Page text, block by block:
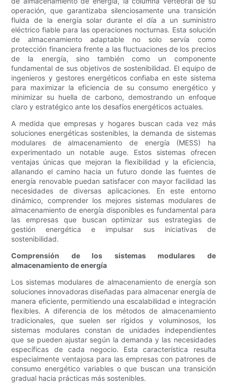
operación, que garantizaba silenciosamente una transición
fluida de la energía solar durante el día a un suministro
eléctrico fiable para las operaciones nocturnas. Esta solución
de almacenamiento adaptable no solo servía como
protección financiera frente a las fluctuaciones de los precios
de la energía, sino también como un componente
fundamental de sus objetivos de sostenibilidad. El equipo de
ingenieros y gestores energéticos confiaba en este sistema
para maximizar la eficiencia de su consumo energético y
minimizar su huella de carbono, demostrando un enfoque
claro y estratégico ante los desafíos energéticos actuales.
A medida que empresas y hogares buscan cada vez más
soluciones energéticas sostenibles, la demanda de sistemas
modulares de almacenamiento de energía (MESS) ha
experimentado un notable auge. Estos sistemas ofrecen
ventajas únicas que mejoran la flexibilidad y la eficiencia,
allanando el camino hacia un futuro donde las fuentes de
energía renovable puedan satisfacer con mayor facilidad las
necesidades de diversas aplicaciones. En este entorno
dinámico, comprender los mejores sistemas modulares de
almacenamiento de energía disponibles es fundamental para
las empresas que buscan optimizar sus estrategias de
gestión energética e impulsar sus iniciativas de
sostenibilidad.
Comprensión de los sistemas modulares de
almacenamiento de energía
Los sistemas modulares de almacenamiento de energía son
soluciones innovadoras diseñadas para almacenar energía de
manera eficiente, permitiendo una escalabilidad e integración
flexibles. A diferencia de los métodos de almacenamiento
tradicionales, que suelen ser rígidos y voluminosos, los
sistemas modulares constan de unidades independientes
que se pueden ajustar según la demanda y las necesidades
específicas de cada negocio. Esta característica resulta
especialmente ventajosa para las empresas con patrones de
consumo energético variables o que buscan una transición
gradual hacia prácticas más sostenibles.